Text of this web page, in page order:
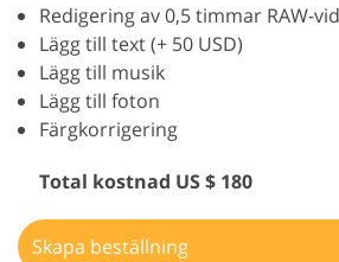
Redigering av 0,5 timmar RAW-
Lägg till text (+ 50 USD)
Lägg till musik
Lägg till foton
Färgkorrigering
Total kostnad US $ 180
Skapa beställning